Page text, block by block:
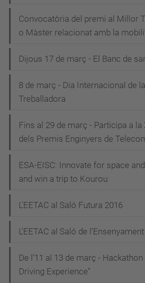
Convocatòria del premi al Millor
o Màster relacionat amb la
Dijous 17 de març - El Banc de
8 de març - Dia Internacional de
Treballadora
Fins al 29 de març - Participa a la
dels Premis Enginyers de
ESA-EISC: Innovate for space
and win a trip to Kourou
L'EETAC al Saló Futura 2016
L'EETAC al Saló de
De l'11 al 13 de març -
Driving Experience"